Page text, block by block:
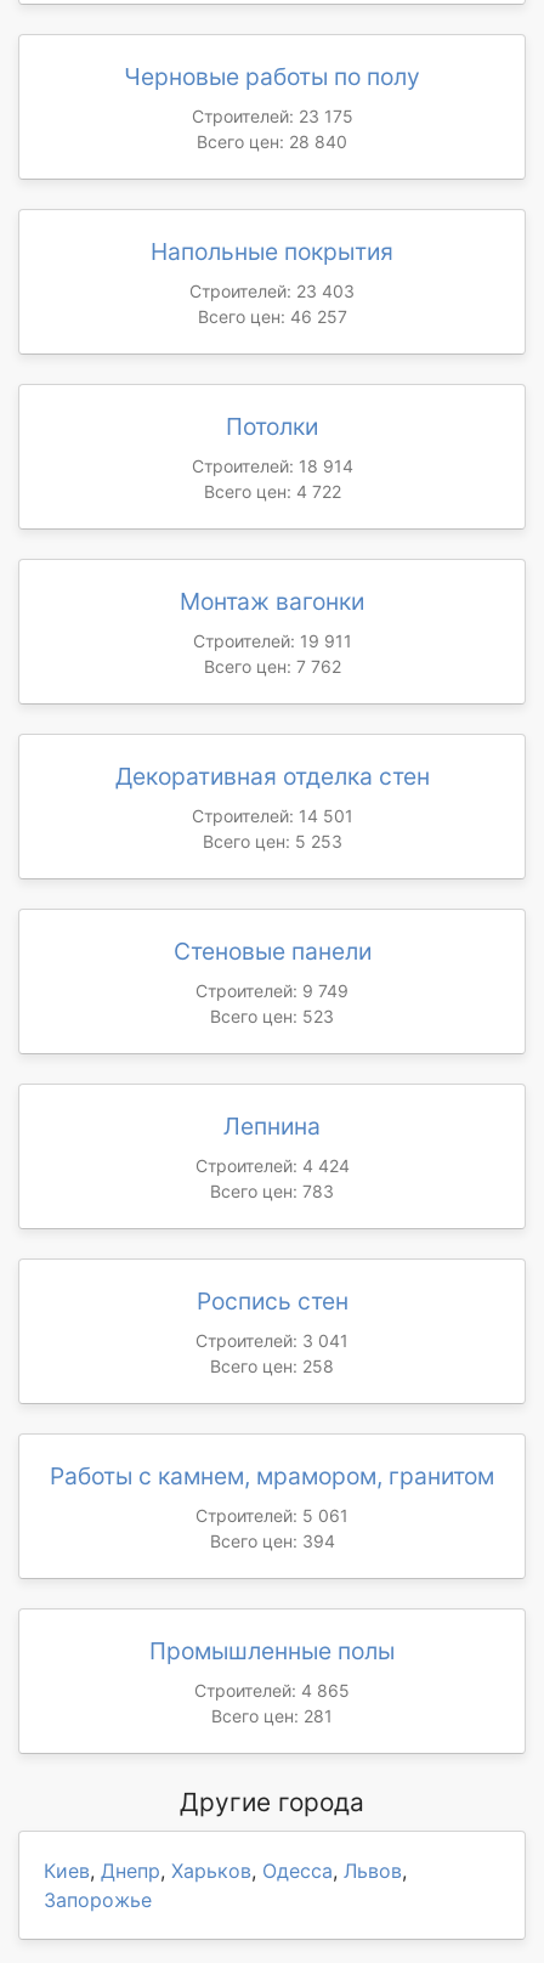
Черновые работы по полу
Строителей: 23 175
Всего цен: 28 840
Напольные покрытия
Строителей: 23 403
Всего цен: 46 257
Потолки
Строителей: 18 914
Всего цен: 4 722
Монтаж вагонки
Строителей: 19 911
Всего цен: 7 762
Декоративная отделка стен
Строителей: 14 501
Всего цен: 5 253
Стеновые панели
Строителей: 9 749
Всего цен: 523
Лепнина
Строителей: 4 424
Всего цен: 783
Роспись стен
Строителей: 3 041
Всего цен: 258
Работы с камнем, мрамором, гранитом
Строителей: 5 061
Всего цен: 394
Промышленные полы
Строителей: 4 865
Всего цен: 281
Другие города
Киев, Днепр, Харьков, Одесса, Львов,
Запорожье